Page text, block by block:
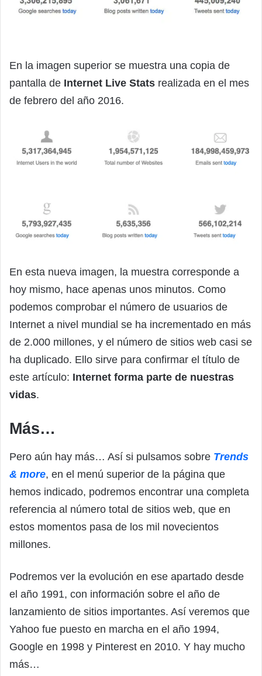
En la imagen superior se muestra una copia de
pantalla de Internet Live Stats realizada en el mes
de febrero del año 2016.
En esta nueva imagen, la muestra corresponde a
hoy mismo, hace apenas unos minutos. Como
podemos comprobar el número de usuarios de
Internet a nivel mundial se ha incrementado en más
de 2.000 millones, y el número de sitios web casi se
ha duplicado. Ello sirve para confirmar el título de
este artículo: Internet forma parte de nuestras
vidas.
Más…
Pero aún hay más… Así si pulsamos sobre Trends
& more, en el menú superior de la página que
hemos indicado, podremos encontrar una completa
referencia al número total de sitios web, que en
estos momentos pasa de los mil novecientos
millones.
Podremos ver la evolución en ese apartado desde
el año 1991, con información sobre el año de
lanzamiento de sitios importantes. Así veremos que
Yahoo fue puesto en marcha en el año 1994,
Google en 1998 y Pinterest en 2010. Y hay mucho
más…